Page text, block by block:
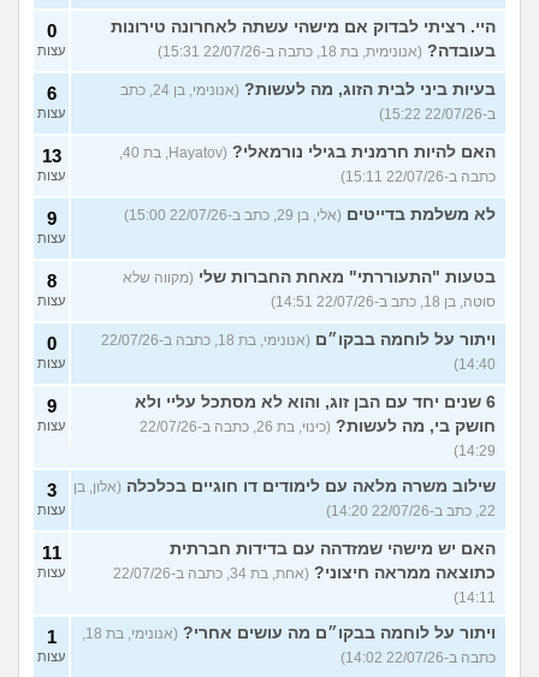
היי. רציתי לבדוק אם מישהי עשתה לאחרונה טירונות
בעובדה? (אנונימית, בת 18, כתבה ב-22/07/26 15:31)
0
עצות
בעיות ביני לבית הזוג, מה לעשות?
(אנונימי, בן 24, כתב
ב-22/07/26 15:22)
6
עצות
האם להיות חרמנית בגילי נורמאלי?
(Hayatov, בת 40,
כתבה ב-22/07/26 15:11)
13
עצות
לא משלמת בדייטים (אלי, בן 29, כתב ב-22/07/26 15:00) 9
עצות
בטעות "התעוררתי" מאחת החברות שלי (מקווה שלא
סוטה, בן 18, כתב ב-22/07/26 14:51)
8
עצות
ויתור על לוחמה בבקו״ם
(אנונימי, בת 18, כתבה ב-22/07/26
14:40)
0
עצות
6 שנים יחד עם הבן זוג, והוא לא מסתכל עליי ולא
חושק בי, מה לעשות?
(כינוי, בת 26, כתבה ב-22/07/26
14:29)
9
עצות
שילוב משרה מלאה עם לימודים דו חוגיים בכלכלה (אלון, בן
22, כתב ב-22/07/26 14:20)
3
עצות
האם יש מישהי שמזדהה עם בדידות חברתית
כתוצאה ממראה חיצוני?
(אחת, בת 34, כתבה ב-22/07/26
14:11)
11
עצות
ויתור על לוחמה בבקו״ם מה עושים אחרי?
(אנונימי, בת 18,
כתבה ב-22/07/26 14:02)
1
עצות